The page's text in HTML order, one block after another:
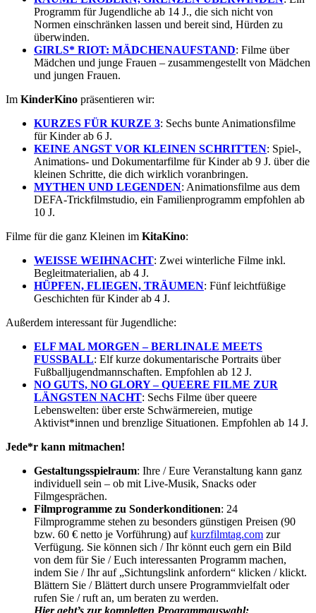
Programm für Jugendliche ab 14 J., die sich nicht von
Normen einschränken lassen und bereit sind, Hürden zu
überwinden.
GIRLS* RIOT: MÄDCHENAUFSTAND: Filme über
Mädchen und junge Frauen – zusammengestellt von Mädchen
und jungen Frauen.
Im KinderKino präsentieren wir:
KURZES FÜR KURZE 3: Sechs bunte Animationsfilme
für Kinder ab 6 J.
KEINE ANGST VOR KLEINEN SCHRITTEN: Spiel-,
Animations- und Dokumentarfilme für Kinder ab 9 J. über die
kleinen Schritte, die dich wirklich voranbringen.
MYTHEN UND LEGENDEN: Animationsfilme aus dem
DEFA-Trickfilmstudio, ein Familienprogramm empfohlen ab
10 J.
Filme für die ganz Kleinen im KitaKino:
WEISSE WEIHNACHT: Zwei winterliche Filme inkl.
Begleitmaterialien, ab 4 J.
HÜPFEN, FLIEGEN, TRÄUMEN: Fünf leichtfüßige
Geschichten für Kinder ab 4 J.
Außerdem interessant für Jugendliche:
ELF MAL MORGEN – BERLINALE MEETS
FUSSBALL: Elf kurze dokumentarische Portraits über
Fußballjugendmannschaften. Empfohlen ab 12 J.
NO GUTS, NO GLORY – QUEERE FILME ZUR
LÄNGSTEN NACHT: Sechs Filme über queere
Lebenswelten: über erste Schwärmereien, mutige
Aktivist*innen und brenzlige Situationen. Empfohlen ab 14 J.
Jede*r kann mitmachen!
Gestaltungsspielraum: Ihre / Eure Veranstaltung kann ganz
individuell sein – ob mit Live-Musik, Snacks oder
Filmgesprächen.
Filmprogramme zu Sonderkonditionen: 24
Filmprogramme stehen zu besonders günstigen Preisen (90
bzw. 60 € netto je Vorführung) aufkurzfilmtag.com zur
Verfügung. Sie können sich / Ihr könnt euch gern ein Bild
von dem für Sie / Euch interessanten Programm machen,
indem Sie / Ihr auf „Sichtungslink anfordern“ klicken / klickt.
Blättern Sie / Blättert durch unsere Programmvielfalt oder
rufen Sie / ruft an, um beraten zu werden.
Hier geht’s zur kompletten Programmauswahl: